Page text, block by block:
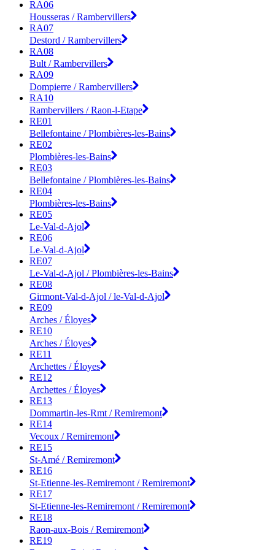
RA06
Housseras / Rambervillers
RA07
Destord / Rambervillers
RA08
Bult / Rambervillers
RA09
Dompierre / Rambervillers
RA10
Rambervillers / Raon-l-Etape
RE01
Bellefontaine / Plombières-les-Bains
RE02
Plombières-les-Bains
RE03
Bellefontaine / Plombières-les-Bains
RE04
Plombières-les-Bains
RE05
Le-Val-d-Ajol
RE06
Le-Val-d-Ajol
RE07
Le-Val-d-Ajol / Plombières-les-Bains
RE08
Girmont-Val-d-Ajol / le-Val-d-Ajol
RE09
Arches / Éloyes
RE10
Arches / Éloyes
RE11
Archettes / Éloyes
RE12
Archettes / Éloyes
RE13
Dommartin-les-Rmt / Remiremont
RE14
Vecoux / Remiremont
RE15
St-Amé / Remiremont
RE16
St-Etienne-les-Remiremont / Remiremont
RE17
St-Etienne-les-Remiremont / Remiremont
RE18
Raon-aux-Bois / Remiremont
RE19